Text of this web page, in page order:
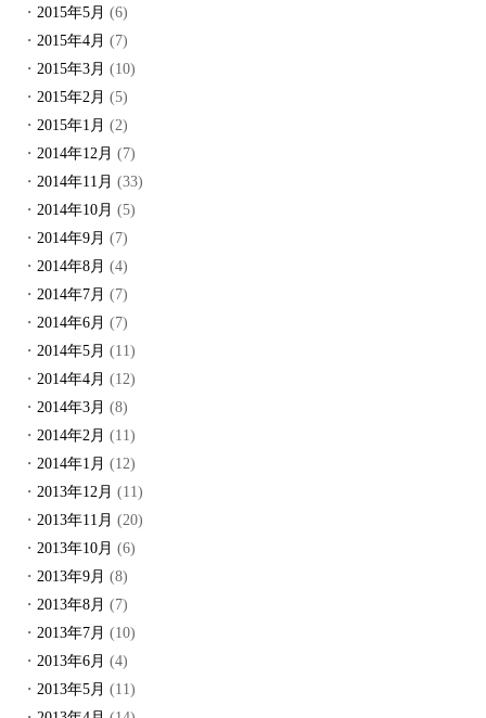
2015年5月 (6)
2015年4月 (7)
2015年3月 (10)
2015年2月 (5)
2015年1月 (2)
2014年12月 (7)
2014年11月 (33)
2014年10月 (5)
2014年9月 (7)
2014年8月 (4)
2014年7月 (7)
2014年6月 (7)
2014年5月 (11)
2014年4月 (12)
2014年3月 (8)
2014年2月 (11)
2014年1月 (12)
2013年12月 (11)
2013年11月 (20)
2013年10月 (6)
2013年9月 (8)
2013年8月 (7)
2013年7月 (10)
2013年6月 (4)
2013年5月 (11)